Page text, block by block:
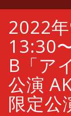
キ
2022年
13:30
B「ア
公演
限定公